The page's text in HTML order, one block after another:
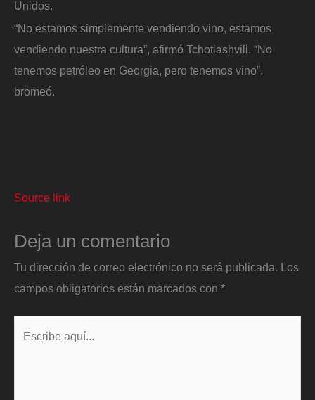
Unidos.
“No estamos simplemente vendiendo vino, estamos
vendiendo nuestra cultura”, afirmó Tchotiashvili. “No
tenemos petróleo en Georgia, pero tenemos vino”,
bromeó.
Source link
Deja un comentario
Tu dirección de correo electrónico no será publicada. Los
campos obligatorios están marcados con *